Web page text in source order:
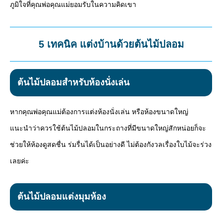
ภูมิใจที่คุณพ่อคุณแม่ยอมรับในความคิดเขา
5 เทคนิค แต่งบ้านด้วยต้นไม้ปลอม
ต้นไม้ปลอมสำหรับห้องนั่งเล่น
หากคุณพ่อคุณแม่ต้องการแต่งห้องนั่งเล่น หรือห้องขนาดใหญ่
แนะนำว่าควรใช้ต้นไม้ปลอมในกระถางที่มีขนาดใหญ่สักหน่อยก็จะ
ช่วยให้ห้องดูสดชื่น ร่มรื่นได้เป็นอย่างดี ไม่ต้องกังวลเรื่องใบไม้จะร่วง
เลยค่ะ
ต้นไม้ปลอมแต่งมุมห้อง